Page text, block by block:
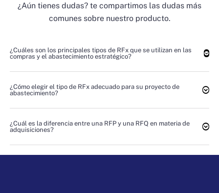
¿Aún tienes dudas? te compartimos las dudas más
comunes sobre nuestro producto.
¿Cuáles son los principales tipos de RFx que se utilizan en las
compras y el abastecimiento estratégico?
¿Cómo elegir el tipo de RFx adecuado para su proyecto de
abastecimiento?
¿Cuál es la diferencia entre una RFP y una RFQ en materia de
adquisiciones?